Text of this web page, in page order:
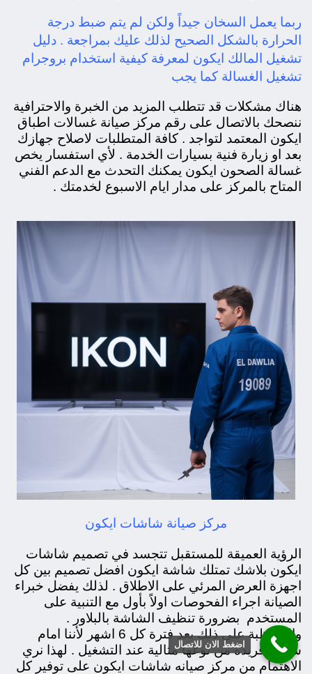
ربما يعمل السخان جيداً ولكن لم يتم ضبط درجة
الحرارة بالشكل الصحيح لذلك عليك بمراجعة . دليل
تشغيل المالك ايكون لمعرفة كيفية استخدام بروجرام
تشغيل الغسالة كما يجب
هناك مشكلات قد تتطلب المزيد من الخبرة والاحترافية
ننصحك بالاتصال على رقم مركز صيانة غسالات اطباق
ايكون المعتمد لتواجد . كافة المتطلبات لاصلاح جهازك
بعد او زيارة فنية بسيارات الخدمة . لأي استفسار يخص
غسالة الصحون ايكون يمكنك التحدث مع الدعم الفني
المتاح بالمركز على مدار ايام الاسبوع لخدمتك .
مركز صيانة شاشات ايكون
الرؤية العميقة للمستقبل تتجسد في تصميم شاشات
ايكون بلاشك تمتلك شاشة ايكون افضل تصميم بين كل
اجهزة العرض المرئي على الاطلاق . لذلك يفضل خبراء
الصيانة اجراء الفحوصات اولاً بأول مع التنبية على
المستخدم بضرورة تنظيف الشاشة بالبلاور .
والمواظبة على ذلك بعد فترة كل 6 اشهر لأننا امام
شاشة فريده من نوعها مثالية عند التشغيل . لهذا نري
الاهتمام من مركز صيانه شاشات ايكون على توفير كل
اضغط الان للاتصال